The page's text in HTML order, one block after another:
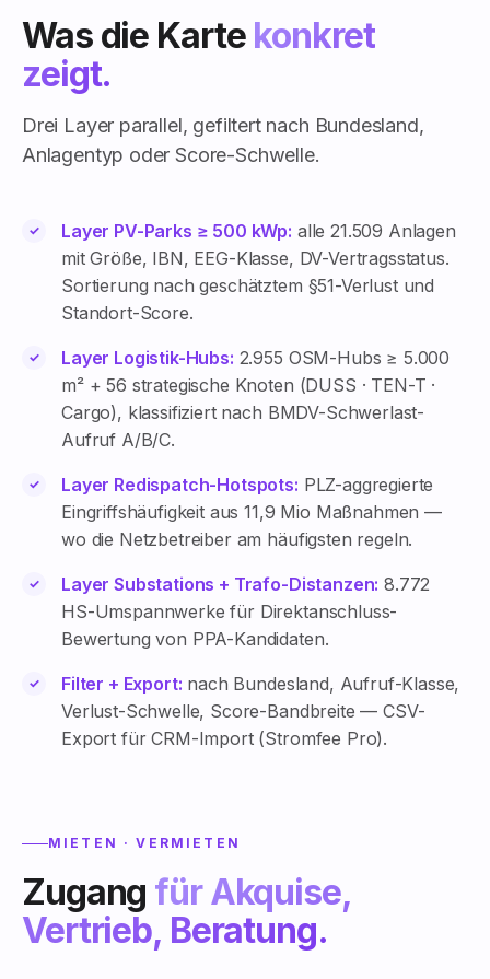
Was die Karte konkret
zeigt.
Drei Layer parallel, gefiltert nach Bundesland,
Anlagentyp oder Score-Schwelle.
Layer PV-Parks ≥ 500 kWp: alle 21.509 Anlagen
mit Größe, IBN, EEG-Klasse, DV-Vertragsstatus.
Sortierung nach geschätztem §51-Verlust und
Standort-Score.
Layer Logistik-Hubs: 2.955 OSM-Hubs ≥ 5.000
m² + 56 strategische Knoten (DUSS · TEN-T ·
Cargo), klassifiziert nach BMDV-Schwerlast-
Aufruf A/B/C.
Layer Redispatch-Hotspots: PLZ-aggregierte
Eingriffshäufigkeit aus 11,9 Mio Maßnahmen —
wo die Netzbetreiber am häufigsten regeln.
Layer Substations + Trafo-Distanzen: 8.772
HS-Umspannwerke für Direktanschluss-
Bewertung von PPA-Kandidaten.
Filter + Export: nach Bundesland, Aufruf-Klasse,
Verlust-Schwelle, Score-Bandbreite — CSV-
Export für CRM-Import (Stromfee Pro).
MIETEN · VERMIETEN
Zugang für Akquise,
Vertrieb, Beratung.